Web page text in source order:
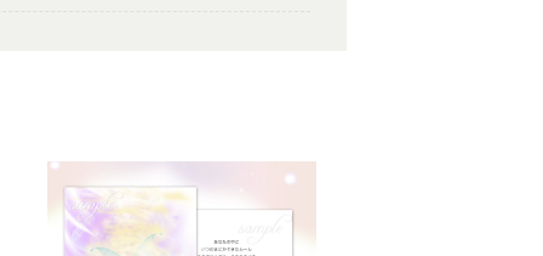
いました。気に入っていただけたよ
さんの幸せが訪れますように。あり